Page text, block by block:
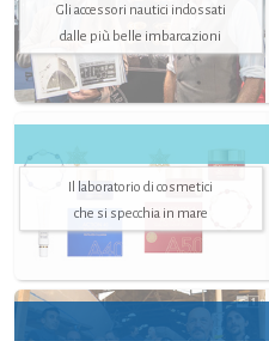
Gli accessori nautici indossati
dalle più belle imbarcazioni
Il laboratorio di cosmetici
che si specchia in mare